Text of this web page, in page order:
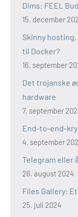
Dims: FEEL
15. december
Skinny
til Docker?
16. september
Det trojanske
hardware
7. september
End-to-end-
4. september
Telegram eller
26. august 2024
Files Gallery:
25. juli 2024